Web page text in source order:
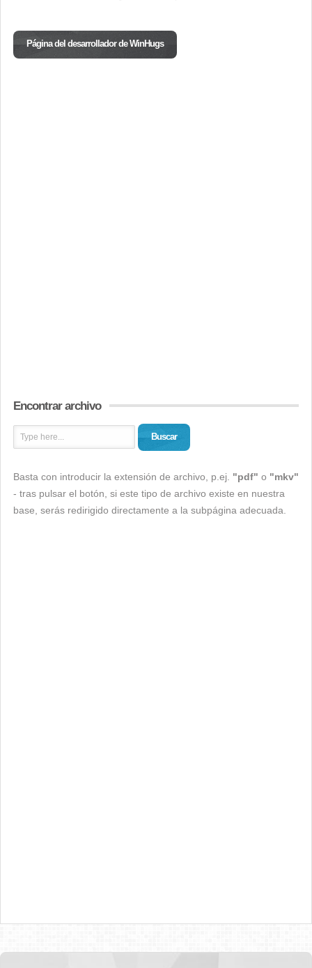
Página del desarrollador de WinHugs
Encontrar archivo
Buscar
Basta con introducir la extensión de archivo, p.ej. "pdf" o "mkv"
- tras pulsar el botón, si este tipo de archivo existe en nuestra
base, serás redirigido directamente a la subpágina adecuada.